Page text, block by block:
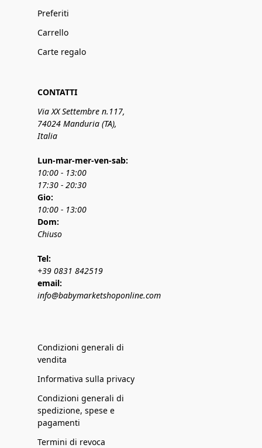
Preferiti
Carrello
Carte regalo
CONTATTI
Via XX Settembre n.117,
74024 Manduria (TA),
Italia
Lun-mar-mer-ven-sab:
10:00 - 13:00
17:30 - 20:30
Gio:
10:00 - 13:00
Dom:
Chiuso
Tel:
+39 0831 842519
email:
info@babymarketshoponline.com
Condizioni generali di
vendita
Informativa sulla privacy
Condizioni generali di
spedizione, spese e
pagamenti
Termini di revoca